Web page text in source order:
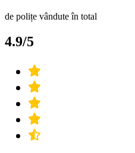
de polițe vândute în total
4.9/5